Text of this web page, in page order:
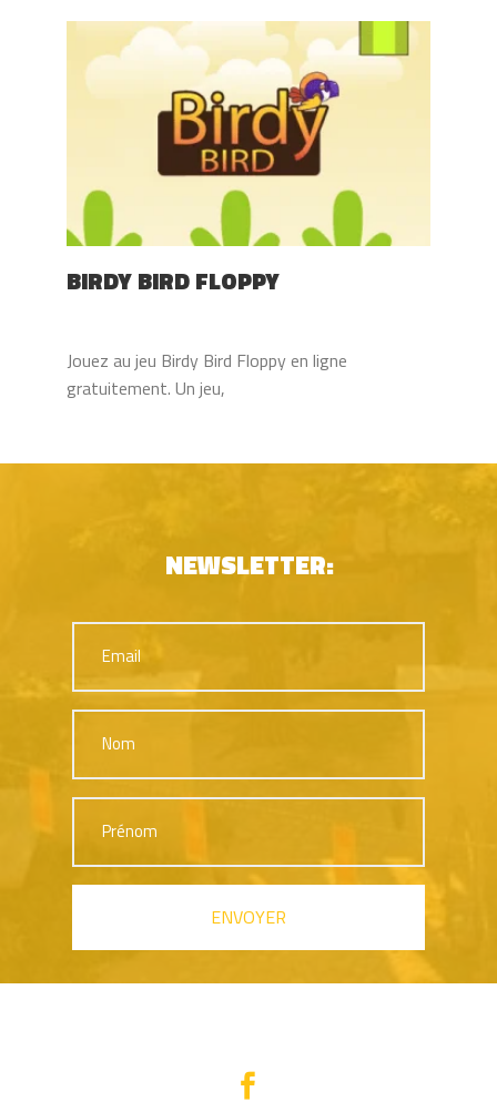
BIRDY BIRD FLOPPY
Jouez au jeu Birdy Bird Floppy en ligne
gratuitement. Un jeu,
NEWSLETTER:
